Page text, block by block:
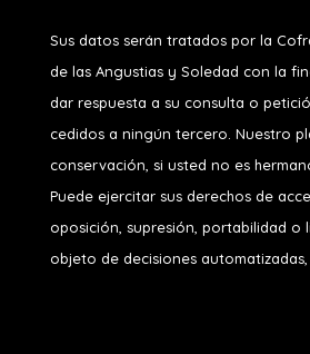
Sus datos serán tratados por la
de las Angustias y Soledad con la
dar respuesta a su consulta o
cedidos a ningún tercero. Nuestro
conservación, si usted no es
Puede ejercitar sus derechos de
oposición, supresión, portabilidad o
objeto de decisiones